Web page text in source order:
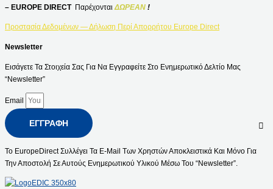
– EUROPE DIRECT Παρέχονται ΔΩΡΕΑΝ !
Προστασία Δεδομένων — Δήλωση Περί Απορρήτου Europe Direct
Newsletter
Εισάγετε Τα Στοιχεία Σας Για Να Εγγραφείτε Στο Ενημερωτικό Δελτίο Μας
“Newsletter”
Email
ΕΓΓΡΑΦΉ
Το EuropeDirect Συλλέγει Τα E-Mail Των Χρηστών Αποκλειστικά Και Μόνο Για
Την Αποστολή Σε Αυτούς Ενημερωτικού Υλικού Μέσω Του “Newsletter”.